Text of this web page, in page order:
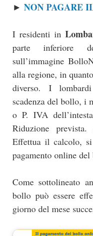
► NON PAGARE
I residenti in
parte inferiore
sull’immagine
alla regione, in
diverso. I
scadenza del bollo, i
o P. IVA
Riduzione
Effettua il calcolo,
pagamento online
Come sottolineato
bollo può essere
giorno del mese